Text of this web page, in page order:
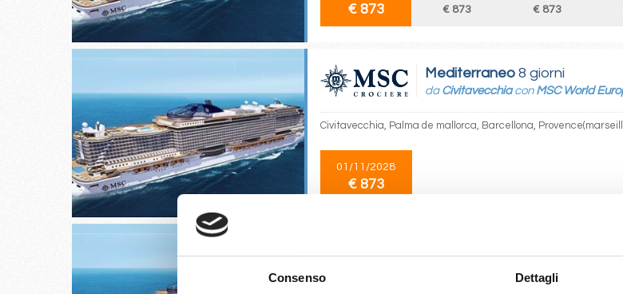
Consenso Dettagli
€ 873
€ 873
€ 873
Mediterraneo 8 giorni
da Civitavecchiacon MSC World
Civitavecchia, Palma de mallorca, Barcellona,
01/11/2028
€ 873